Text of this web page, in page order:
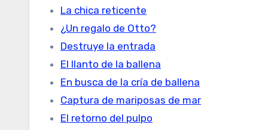
La chica reticente
¿Un regalo de Otto?
Destruye la entrada
El llanto de la ballena
En busca de la cría de ballena
Captura de mariposas de mar
El retorno del pulpo